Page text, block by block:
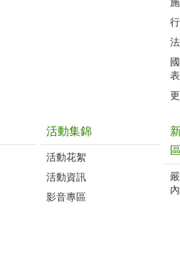
表
更
活動集錦
活動花絮
活動資訊
影音專區
區